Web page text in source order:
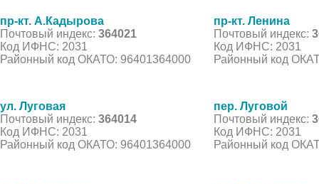
пр-кт. А.Кадырова
Почтовый индекс: 364021
Код ИФНС: 2031
Районный код ОКАТО: 96401364000
пр-кт. Ленина
Почтовый индекс:
Код ИФНС: 2031
Районный код
ул. Луговая
Почтовый индекс: 364014
Код ИФНС: 2031
Районный код ОКАТО: 96401364000
пер. Луговой
Почтовый индекс:
Код ИФНС: 2031
Районный код